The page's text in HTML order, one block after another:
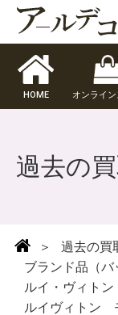
HOME オンライ
過去の
＞ 過去の買
ブランド品（バ
ルイ・ヴィト
ルイヴィトン